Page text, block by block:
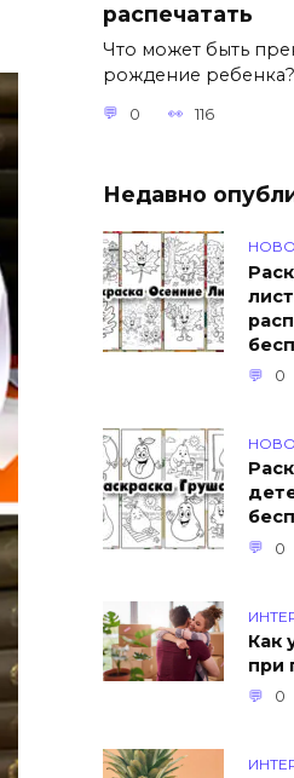
распечатать
Что может быть
рождение ребенка?
0 116
Недавно
0
0
Как
при
0